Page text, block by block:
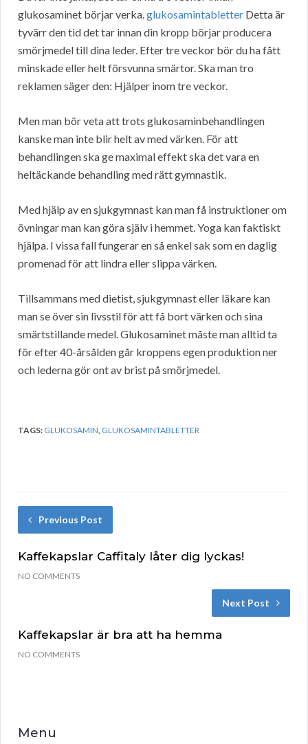
glukosaminet börjar verka.glukosamintabletter Detta är
tyvärr den tid det tar innan din kropp börjar producera
smörjmedel till dina leder. Efter tre veckor bör du ha fått
minskade eller helt försvunna smärtor. Ska man tro
reklamen säger den: Hjälper inom tre veckor.
Men man bör veta att trots glukosaminbehandlingen
kanske man inte blir helt av med värken. För att
behandlingen ska ge maximal effekt ska det vara en
heltäckande behandling med rätt gymnastik.
Med hjälp av en sjukgymnast kan man få instruktioner om
övningar man kan göra själv i hemmet. Yoga kan faktiskt
hjälpa. I vissa fall fungerar en så enkel sak som en daglig
promenad för att lindra eller slippa värken.
Tillsammans med dietist, sjukgymnast eller läkare kan
man se över sin livsstil för att få bort värken och sina
smärtstillande medel. Glukosaminet måste man alltid ta
för efter 40-årsålden går kroppens egen produktion ner
och lederna gör ont av brist på smörjmedel.
TAGS: GLUKOSAMIN, GLUKOSAMINTABLETTER
Previous Post
Kaffekapslar Caffitaly låter dig lyckas!
NO COMMENTS
Next Post
Kaffekapslar är bra att ha hemma
NO COMMENTS
Menu